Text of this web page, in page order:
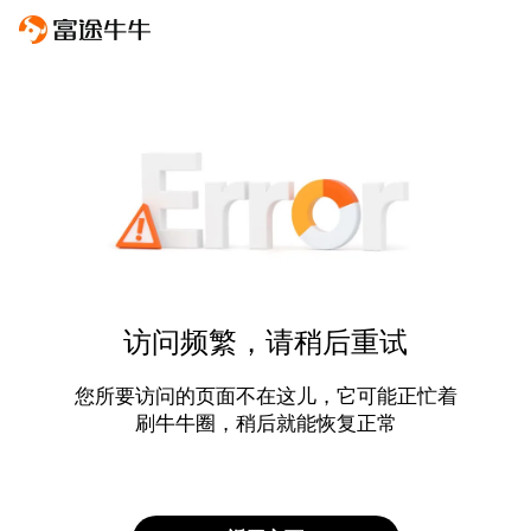
访问频繁，请稍后重试
您所要访问的页面不在这儿，它可能正忙着
刷牛牛圈，稍后就能恢复正常